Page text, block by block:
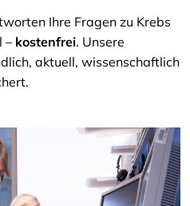
Ihre Fragen zu Krebs
– kostenfrei. Unsere
aktuell, wissenschaftlich